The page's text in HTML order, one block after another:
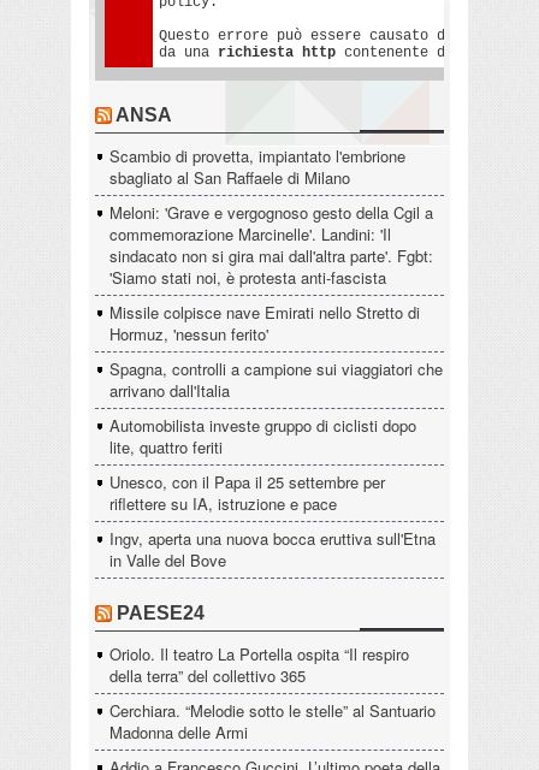
ANSA
Scambio di provetta, impiantato l'embrione
sbagliato al San Raffaele di Milano
Meloni: 'Grave e vergognoso gesto della Cgil a
commemorazione Marcinelle'. Landini: 'Il
sindacato non si gira mai dall'altra parte'. Fgbt:
'Siamo stati noi, è protesta anti-fascista
Missile colpisce nave Emirati nello Stretto di
Hormuz, 'nessun ferito'
Spagna, controlli a campione sui viaggiatori che
arrivano dall'Italia
Automobilista investe gruppo di ciclisti dopo
lite, quattro feriti
Unesco, con il Papa il 25 settembre per
riflettere su IA, istruzione e pace
Ingv, aperta una nuova bocca eruttiva sull'Etna
in Valle del Bove
PAESE24
Oriolo. Il teatro La Portella ospita “Il respiro
della terra” del collettivo 365
Cerchiara. “Melodie sotto le stelle” al Santuario
Madonna delle Armi